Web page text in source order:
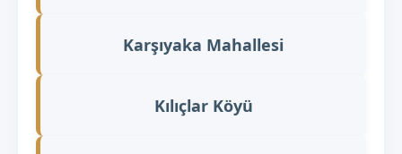
Karşıyaka Mahallesi
Kılıçlar Köyü